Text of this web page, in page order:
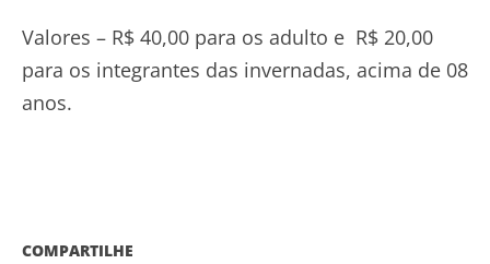
Valores – R$ 40,00 para os adulto e R$ 20,00
para os integrantes das invernadas, acima de 08
anos.
COMPARTILHE